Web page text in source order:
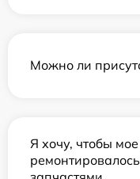
Можно ли
Я хочу, чтобы мое